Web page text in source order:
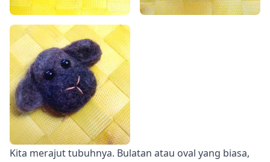
Kita merajut tubuhnya. Bulatan atau oval yang biasa,